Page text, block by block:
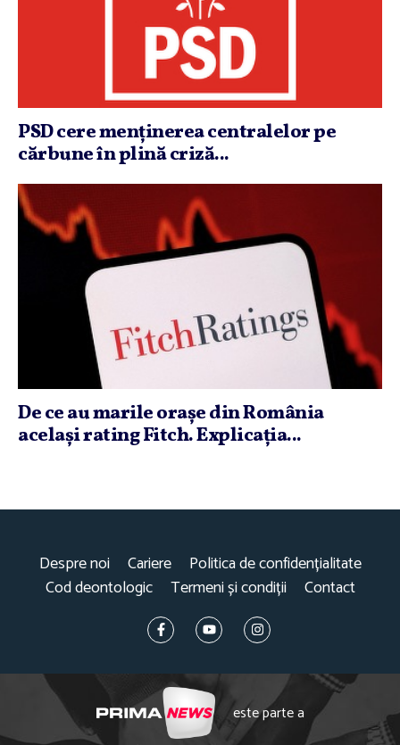
PSD cere menţinerea centralelor pe
cărbune în plină criză...
De ce au marile oraşe din România
acelaşi rating Fitch. Explicaţia...
Despre noi Cariere
Politica de confidențialitate
Cod deontologic
Termeni și condiții Contact
este parte a